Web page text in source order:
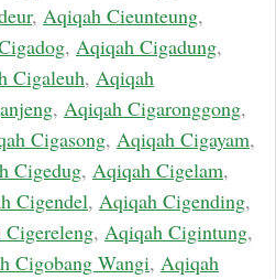
, Aqiqah Cieunteung,
, Aqiqah Cigadung,
Cigaleuh, Aqiqah
, Aqiqah Cigaronggong,
Cigasong, Aqiqah Cigayam,
Cigedug, Aqiqah Cigelam,
Cigendel, Aqiqah Cigending,
, Aqiqah Cigintung,
Cigobang Wangi, Aqiqah